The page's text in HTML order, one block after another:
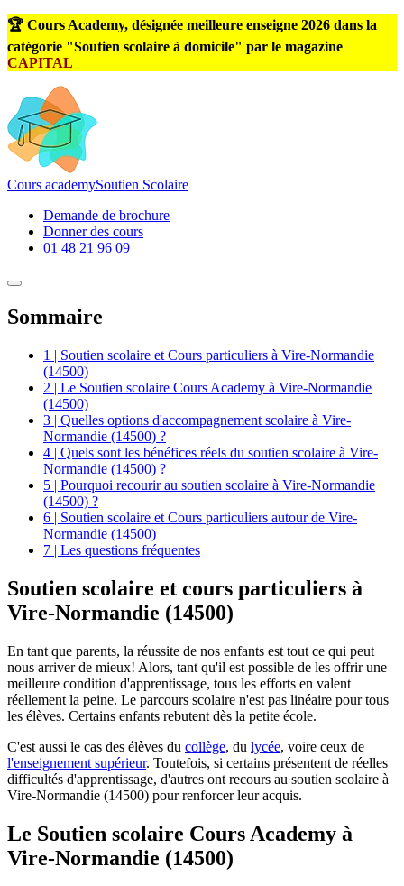
🏆 Cours Academy, désignée meilleure enseigne 2026 dans la
catégorie "Soutien scolaire à domicile" par le magazine
CAPITAL
Cours academySoutien Scolaire
Demande de brochure
Donner des cours
01 48 21 96 09
Sommaire
1 | Soutien scolaire et Cours particuliers à Vire-Normandie
(14500)
2 | Le Soutien scolaire Cours Academy à Vire-Normandie
(14500)
3 | Quelles options d'accompagnement scolaire à Vire-
Normandie (14500) ?
4 | Quels sont les bénéfices réels du soutien scolaire à Vire-
Normandie (14500) ?
5 | Pourquoi recourir au soutien scolaire à Vire-Normandie
(14500) ?
6 | Soutien scolaire et Cours particuliers autour de Vire-
Normandie (14500)
7 | Les questions fréquentes
Soutien scolaire et cours particuliers à
Vire-Normandie (14500)
En tant que parents, la réussite de nos enfants est tout ce qui peut
nous arriver de mieux! Alors, tant qu'il est possible de les offrir une
meilleure condition d'apprentissage, tous les efforts en valent
réellement la peine. Le parcours scolaire n'est pas linéaire pour tous
les élèves. Certains enfants rebutent dès la petite école.
C'est aussi le cas des élèves du collège, du lycée, voire ceux de
l'enseignement supérieur. Toutefois, si certains présentent de réelles
difficultés d'apprentissage, d'autres ont recours au soutien scolaire à
Vire-Normandie (14500) pour renforcer leur acquis.
Le Soutien scolaire Cours Academy à
Vire-Normandie (14500)